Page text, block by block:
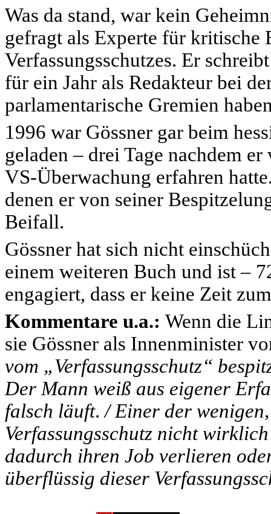
Was da stand, war kein
gefragt als Experte für kritische
Verfassungsschutzes. Er
für ein Jahr als Redakteur bei
parlamentarische Gremien
1996 war Gössner gar beim
geladen – drei Tage nachdem
VS-Überwachung erfahren
denen er von seiner
Beifall.
Gössner hat sich nicht
einem weiteren Buch und ist –
engagiert, dass er keine Zeit
Kommentare u.a.: Wenn die
sie Gössner als Innenminister
vom „Verfassungsschutz“
Der Mann weiß aus eigener
falsch läuft./Einer der
Verfassungsschutz nicht
dadurch ihren Job verlieren
überflüssig dieser